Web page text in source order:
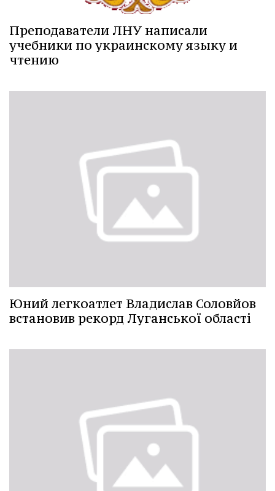
Преподаватели ЛНУ написали
учебники по украинскому языку и
чтению
Юний легкоатлет Владислав Соловйов
встановив рекорд Луганської області